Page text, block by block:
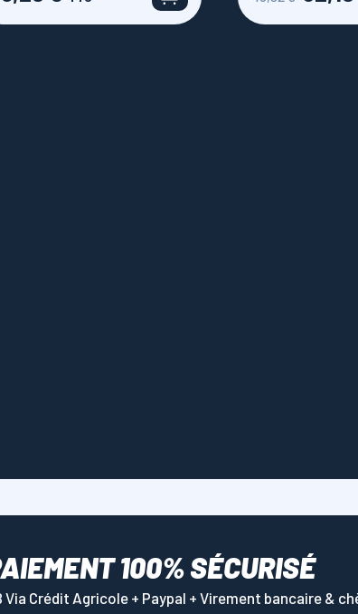
base
100% SÉCURISÉ
Via Crédit Agricole + Paypal + Virement bancaire &